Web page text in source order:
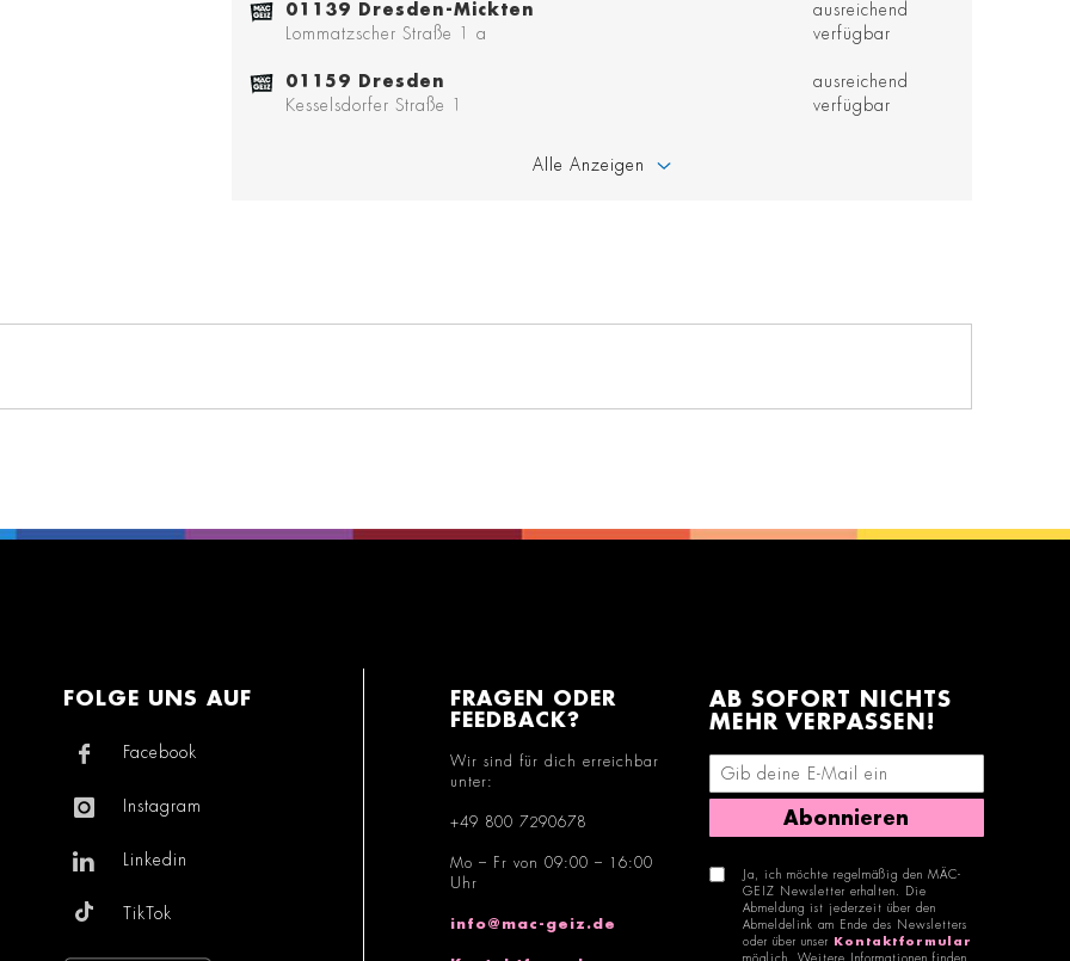
01139 Dresden-Mickten
Lommatzscher Straße 1 a
ausreichend
verfügbar
01159 Dresden
Kesselsdorfer Straße 1
ausreichend
verfügbar
Alle Anzeigen
FOLGE UNS AUF
Facebook
Instagram
Linkedin
TikTok
FRAGEN ODER
FEEDBACK?
Wir sind für dich erreichbar
unter:
+49 800 7290678
Mo – Fr von 09:00 – 16:00
Uhr
info@mac-geiz.de
AB SOFORT NICHTS
MEHR VERPASSEN!
E-Mail-Adresse eingeben
Abonnieren
Ja, ich möchte regelmäßig den MÄC-
GEIZ Newsletter erhalten. Die
Abmeldung ist jederzeit über den
Abmeldelink am Ende des Newsletters
oder über unser
Kontaktformular